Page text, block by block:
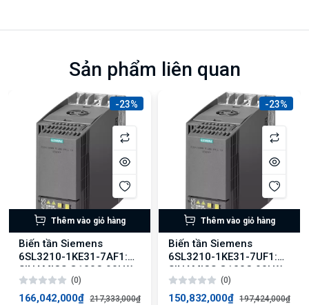
Sản phẩm liên quan
-23%
Thêm vào giỏ hàng
Biến tần Siemens
6SL3210-1KE31-7AF1:
SINAMICS G120C 90kW,
150% Overload,
PROFINET
(0)
166,042,000₫ 217,333,000₫
-23%
Thêm vào giỏ hàng
Biến tần Siemens
6SL3210-1KE31-7UF1:
SINAMICS G120C 90kW
với Tải Quá Tải 150%
(0)
150,832,000₫ 197,424,000₫